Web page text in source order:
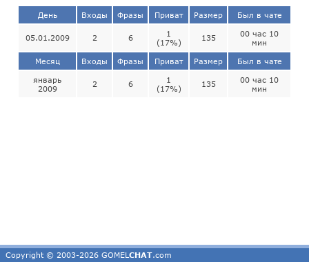
День Входы Фразы Приват Размер Был в чате
05.01.2009 2 6
1
(17%)
135
00 час 10
мин
Месяц Входы Фразы Приват Размер Был в чате
январь
2009
2 6
1
(17%)
135
00 час 10
мин
Copyright © 2003-2026 GOMEL CHAT.com